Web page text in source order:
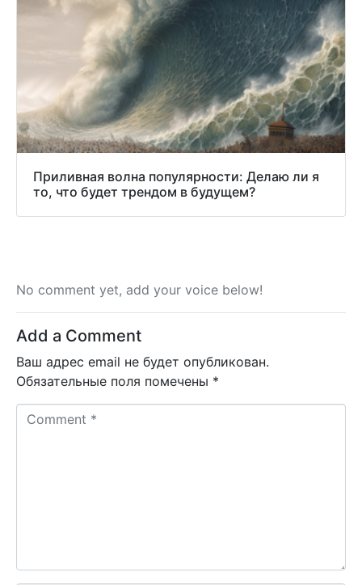
Приливная волна популярности: Делаю ли я
то, что будет трендом в будущем?
No comment yet, add your voice below!
Add a Comment
Ваш адрес email не будет опубликован.
Обязательные поля помечены *